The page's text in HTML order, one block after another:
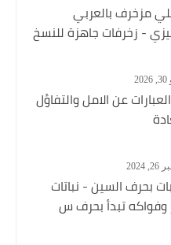
مزخرف بالعربي
- زخرفات جاهزة للنسخ
عن الامل والتفاؤل
بحرف السين - نباتات
وفواكه تبدأ بحرف س